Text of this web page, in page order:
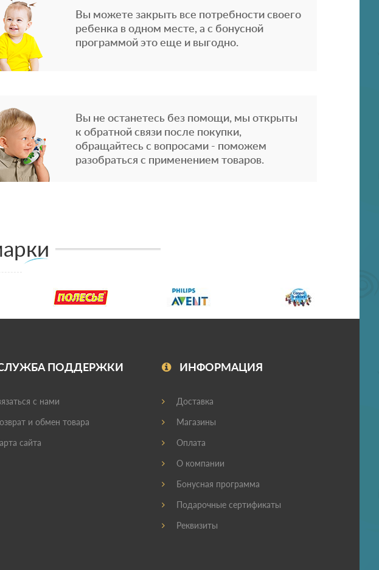
Вы можете закрыть все потребности своего
ребенка в одном месте, а с бонусной
программой это еще и выгодно.
Вы не останетесь без помощи, мы открыты
к обратной связи после покупки,
обращайтесь с вопросами - поможем
разобраться с применением товаров.
ПОДДЕРЖКИ
с нами
и обмен товара
сайта
ИНФОРМАЦИЯ
Доставка
Магазины
Оплата
О компании
Бонусная программа
Подарочные сертификаты
Реквизиты